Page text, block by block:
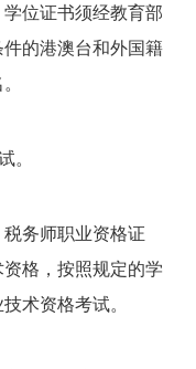
位证书须经教育部
的港澳台和外国籍
务师职业资格证
格，按照规定的学
术资格考试。